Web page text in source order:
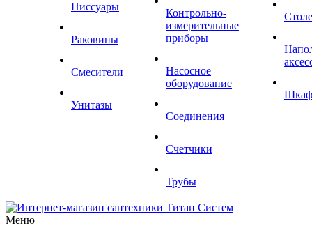
Писсуары
Раковины
Смесители
Унитазы
Контрольно-
измерительные
приборы
Насосное
оборудование
Соединения
Счетчики
Трубы
Меню